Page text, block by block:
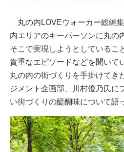
丸の内LOVEウォーカー総編
内エリアのキーパーソンに丸の
そこで実現しようとしているこ
貴重なエピソードなどを聞いて
丸の内の街づくりを手掛けてき
ジメント企画部、川村優乃氏に
い街づくりの醍醐味について語